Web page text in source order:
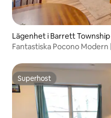
Lägenhet i Barrett Township
Fantastiska Pocono Modern
Superhost
Superhost